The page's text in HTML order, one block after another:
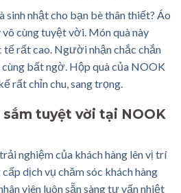
sinh nhật cho bạn bè thân thiết? Áo
cùng tuyệt vời. Món quà này
rất cao. Người nhận chắc chắn
bất ngờ. Hộp quà của NOOK
rất chỉn chu, sang trọng.
tuyệt vời tại NOOK
nghiệm của khách hàng lên vị trí
dịch vụ chăm sóc khách hàng
viên luôn sẵn sàng tư vấn nhiệt